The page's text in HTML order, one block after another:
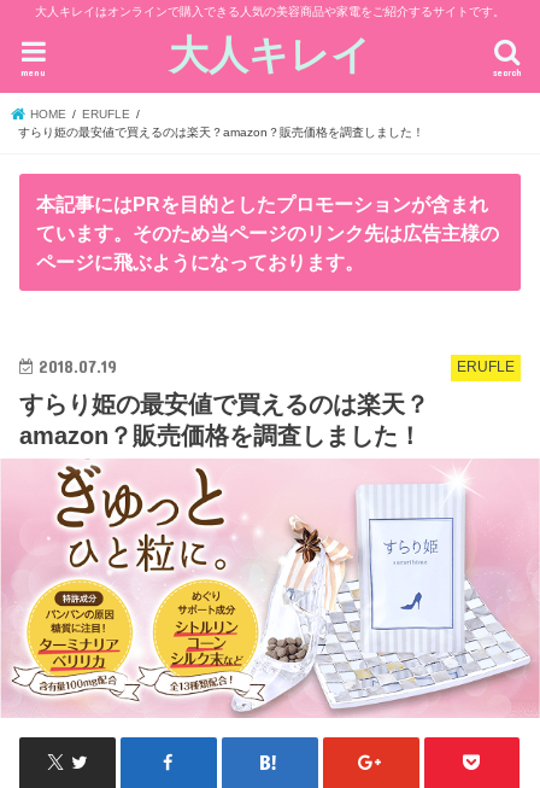
大人キレイはオンラインで購入できる人気の美容商品や家電をご紹介するサイトです。
大人キレイ search
menu
HOME
ERUFLE
すらり姫の最安値で買えるのは楽天？amazon？販売価格を調査しました！
本記事にはPRを目的としたプロモーションが含まれ
ています。そのため当ページのリンク先は広告主様の
ページに飛ぶようになっております。
ERUFLE
2018.07.19
すらり姫の最安値で買えるのは楽天？
amazon？販売価格を調査しました！